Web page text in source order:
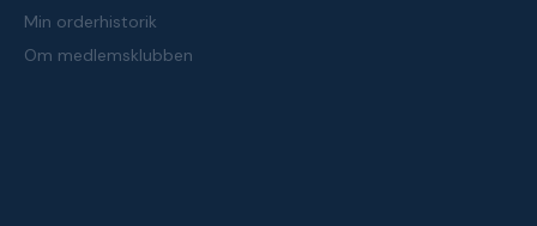
Min orderhistorik
Om medlemsklubben